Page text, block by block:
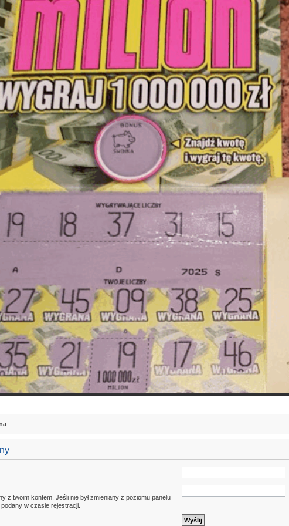
z twoim kontem. Jeśli nie był zmieniany z poziomu panelu
w czasie rejestracji.